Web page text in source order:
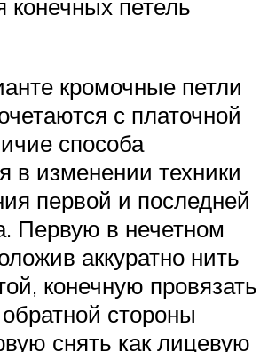
конечных петель
кромочные петли
с платочной
способа
в изменении техники
первой и последней
Первую в нечетном
аккуратно нить
конечную провязать
стороны
снять как лицевую